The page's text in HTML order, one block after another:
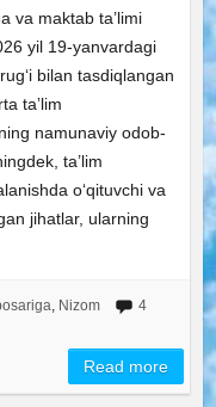
va maktab ta’limi
yil 19-yanvardagi
bilan tasdiqlangan
taʼlim
namunaviy odob-
ta’lim
o‘qituvchi va
jihatlar, ularning
, Nizom
4
Read more